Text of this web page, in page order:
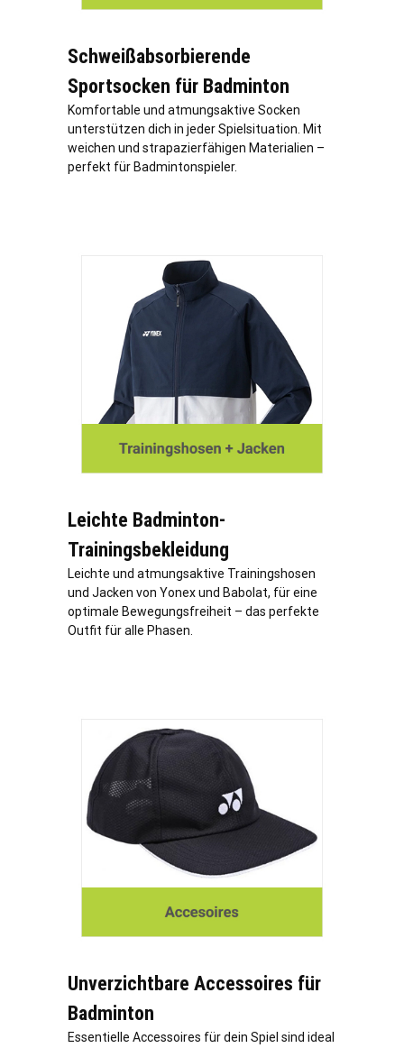
Schweißabsorbierende
Sportsocken für Badminton
Komfortable und atmungsaktive Socken
unterstützen dich in jeder Spielsituation. Mit
weichen und strapazierfähigen Materialien –
perfekt für Badmintonspieler.
Leichte Badminton-
Trainingsbekleidung
Leichte und atmungsaktive Trainingshosen
und Jacken von Yonex und Babolat, für eine
optimale Bewegungsfreiheit – das perfekte
Outfit für alle Phasen.
Unverzichtbare Accessoires für
Badminton
Essentielle Accessoires für dein Spiel sind ideal